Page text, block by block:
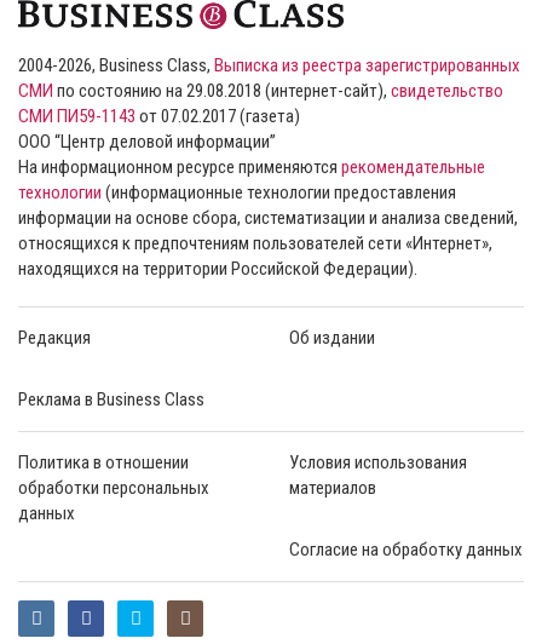
2004-2026, Business Class, Выписка из реестра зарегистрированных
СМИ по состоянию на 29.08.2018 (интернет-сайт), свидетельство
СМИ ПИ59-1143 от 07.02.2017 (газета)
ООО “Центр деловой информации”
На информационном ресурсе применяются рекомендательные
технологии (информационные технологии предоставления
информации на основе сбора, систематизации и анализа сведений,
относящихся к предпочтениям пользователей сети «Интернет»,
находящихся на территории Российской Федерации).
Редакция Об издании
Реклама в Business Class
Политика в отношении
обработки персональных
данных
Условия использования
материалов
Согласие на обработку данных